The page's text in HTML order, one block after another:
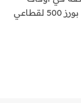
اضطرابات السوق. وارتفع مؤشرا ستاندرد آند بورز 500 لقطاعي